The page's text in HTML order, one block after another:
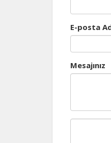
E-posta
Mesajınız